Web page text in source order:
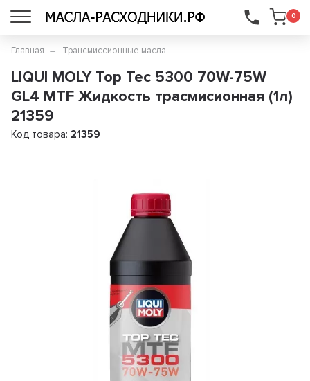
0
...
Главная Трансмиссионные масла
LIQUI MOLY Top Tec 5300 70W-75W
GL4 MTF Жидкость трасмисионная (1л)
21359
Код товара: 21359